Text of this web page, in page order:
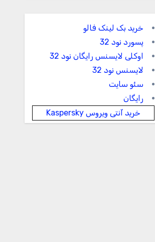
خرید بک لینک فالو
پسورد نود 32
اوکلی لایسنس رایگان نود 32
لایسنس نود 32
سئو سایت
رایگان
خرید آنتی ویروس Kaspersky